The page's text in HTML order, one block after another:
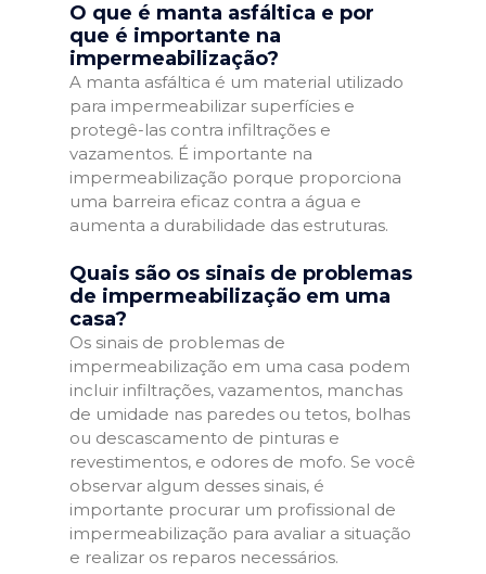
O que é manta asfáltica e por
que é importante na
impermeabilização?
A manta asfáltica é um material utilizado
para impermeabilizar superfícies e
protegê-las contra infiltrações e
vazamentos. É importante na
impermeabilização porque proporciona
uma barreira eficaz contra a água e
aumenta a durabilidade das estruturas.
Quais são os sinais de problemas
de impermeabilização em uma
casa?
Os sinais de problemas de
impermeabilização em uma casa podem
incluir infiltrações, vazamentos, manchas
de umidade nas paredes ou tetos, bolhas
ou descascamento de pinturas e
revestimentos, e odores de mofo. Se você
observar algum desses sinais, é
importante procurar um profissional de
impermeabilização para avaliar a situação
e realizar os reparos necessários.